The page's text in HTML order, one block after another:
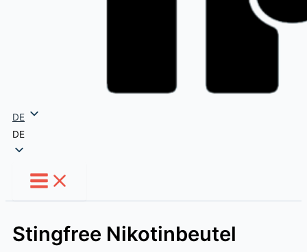
DE
DE
Stingfree Nikotinbeutel